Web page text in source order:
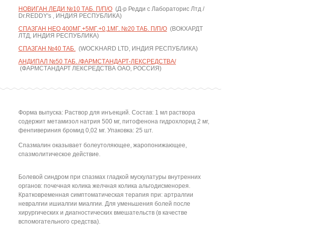
НОВИГАН ЛЕДИ №10 ТАБ. П/П/О (Д-р Редди с Лабораторис Лтд /
Dr.REDDY's , ИНДИЯ РЕСПУБЛИКА)
СПАЗГАН НЕО 400МГ.+5МГ.+0,1МГ. №20 ТАБ. П/П/О (ВОКХАРДТ
ЛТД, ИНДИЯ РЕСПУБЛИКА)
СПАЗГАН №40 ТАБ. (WOCKHARD LTD, ИНДИЯ РЕСПУБЛИКА)
АНДИПАЛ №50 ТАБ. /ФАРМСТАНДАРТ-ЛЕКСРЕДСТВА/
(ФАРМСТАНДАРТ ЛЕКСРЕДСТВА ОАО, РОССИЯ)
Форма выпуска: Раствор для инъекций. Состав: 1 мл раствора
содержит метамизол натрия 500 мг, питофенона гидрохлорид 2 мг,
фенпивериния бромид 0,02 мг. Упаковка: 25 шт.
Спазмалин оказывает болеутоляющее, жаропонижающее,
спазмолитическое действие.
Болевой синдром при спазмах гладкой мускулатуры внутренних
органов: почечная колика желчная колика альгодисменорея.
Кратковременная симптоматическая терапия при: артралгии
невралгии ишиалгии миалгии. Для уменьшения болей после
хирургических и диагностических вмешательств (в качестве
вспомогательного средства).